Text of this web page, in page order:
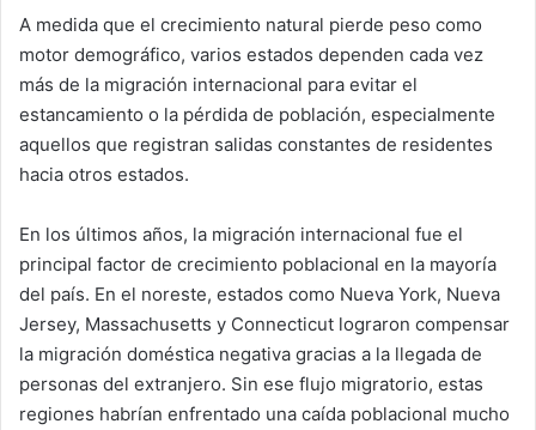
A medida que el crecimiento natural pierde peso como
motor demográfico, varios estados dependen cada vez
más de la migración internacional para evitar el
estancamiento o la pérdida de población, especialmente
aquellos que registran salidas constantes de residentes
hacia otros estados.
En los últimos años, la migración internacional fue el
principal factor de crecimiento poblacional en la mayoría
del país. En el noreste, estados como Nueva York, Nueva
Jersey, Massachusetts y Connecticut lograron compensar
la migración doméstica negativa gracias a la llegada de
personas del extranjero. Sin ese flujo migratorio, estas
regiones habrían enfrentado una caída poblacional mucho